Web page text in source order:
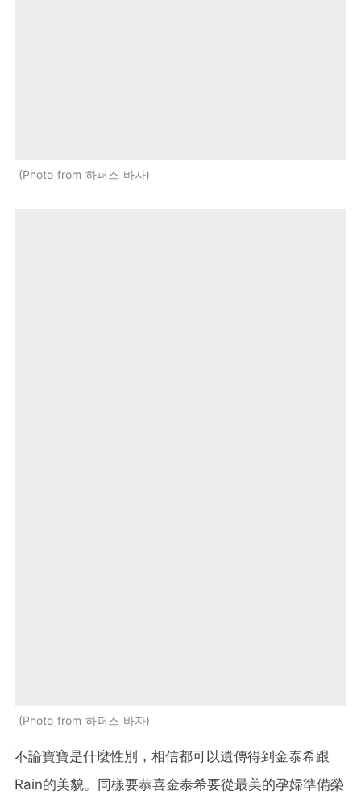
Photo from 하퍼스 바자
Photo from 하퍼스 바자
不論寶寶是什麼性別，相信都可以遺傳得到金泰希跟
Rain的美貌。同樣要恭喜金泰希要從最美的孕婦準備榮